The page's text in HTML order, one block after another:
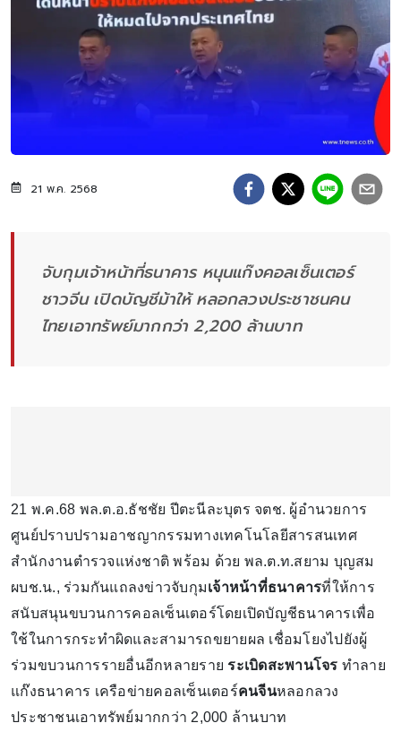
21 พ.ค. 2568
จับกุมเจ้าหน้าที่ธนาคาร หนุนแก๊งคอลเซ็นเตอร์
ชาวจีน เปิดบัญชีม้าให้ หลอกลวงประชาชนคน
ไทยเอาทรัพย์มากกว่า 2,200 ล้านบาท
21 พ.ค.68 พล.ต.อ.ธัชชัย ปีตะนีละบุตร จตช. ผู้อำนวยการ
ศูนย์ปราบปรามอาชญากรรมทางเทคโนโลยีสารสนเทศ
สำนักงานตำรวจแห่งชาติ พร้อม ด้วย พล.ต.ท.สยาม บุญสม
ผบช.น., ร่วมกันแถลงข่าวจับกุมเจ้าหน้าที่ธนาคารที่ให้การ
สนับสนุนขบวนการคอลเซ็นเตอร์โดยเปิดบัญชีธนาคารเพื่อ
ใช้ในการกระทำผิดและสามารถขยายผล เชื่อมโยงไปยังผู้
ร่วมขบวนการรายอื่นอีกหลายราย ระเบิดสะพานโจร ทำลาย
แก๊งธนาคาร เครือข่ายคอลเซ็นเตอร์คนจีนหลอกลวง
ประชาชนเอาทรัพย์มากกว่า 2,000 ล้านบาท